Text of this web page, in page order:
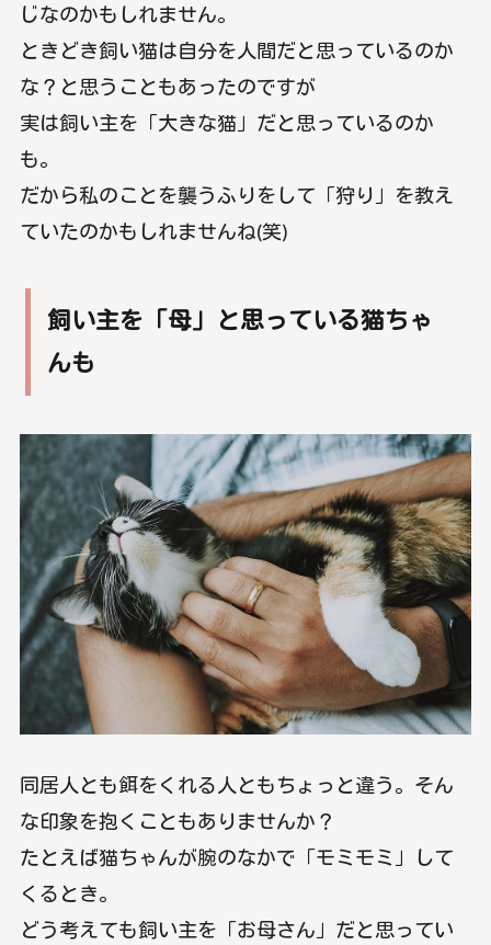
じなのかもしれません。
ときどき飼い猫は自分を人間だと思っているのか
な？と思うこともあったのですが
実は飼い主を「大きな猫」だと思っているのか
も。
だから私のことを襲うふりをして「狩り」を教え
ていたのかもしれませんね(笑)
飼い主を「母」と思っている猫ちゃ
んも
同居人とも餌をくれる人ともちょっと違う。そん
な印象を抱くこともありませんか？
たとえば猫ちゃんが腕のなかで「モミモミ」して
くるとき。
どう考えても飼い主を「お母さん」だと思ってい